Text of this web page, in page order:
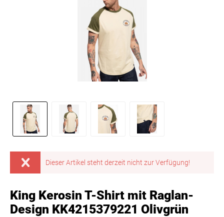
Dieser Artikel steht derzeit nicht zur Verfügung!
King Kerosin T-Shirt mit Raglan-
Design KK4215379221 Olivgrün